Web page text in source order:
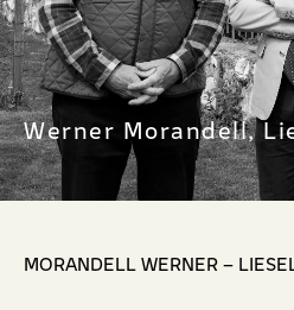
Werner Morandell,
MORANDELL WERNER –